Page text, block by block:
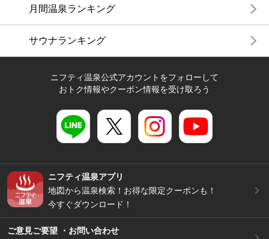
月間温泉ランキング
サウナランキング
ニフティ温泉公式アカウントをフォローして
おトク情報やクーポン情報を受け取ろう
ニフティ温泉アプリ
地図から温泉検索！お得な限定クーポンも！
今すぐダウンロード！
ご意見ご要望 ・お問い合わせ